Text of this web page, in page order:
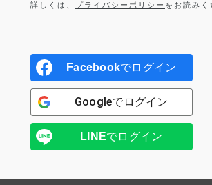
詳しくは、 プライバシーポリシー をお読みく
Facebookでログイン
Googleでログイン
LINEでログイン